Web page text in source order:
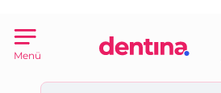
Menü